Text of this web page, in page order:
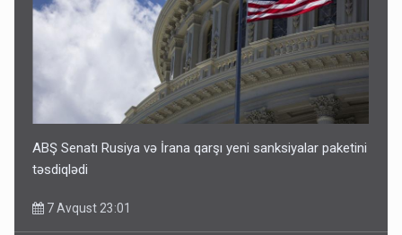
ABŞ Senatı Rusiya və İrana qarşı yeni sanksiyalar paketini
təsdiqlədi
7 Avqust 23:01